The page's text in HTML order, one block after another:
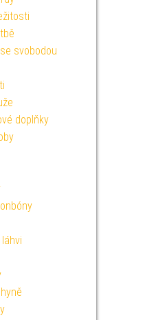
svobodou
doplňky